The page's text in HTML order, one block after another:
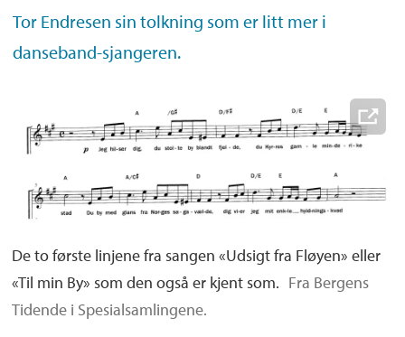
Tor Endresen sin tolkning som er litt mer i
danseband-sjangeren.
De to første linjene fra sangen «Udsigt fra Fløyen» eller
«Til min By» som den også er kjent som. Fra Bergens
Tidende i Spesialsamlingene.